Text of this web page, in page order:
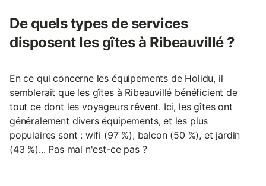
De quels types de services
disposent les gîtes à Ribeauvillé ?
En ce qui concerne les équipements de Holidu, il
semblerait que les gîtes à Ribeauvillé bénéficient de
tout ce dont les voyageurs rêvent. Ici, les gîtes ont
généralement divers équipements, et les plus
populaires sont : wifi (97 %), balcon (50 %), et jardin
(43 %)... Pas mal n'est-ce pas ?